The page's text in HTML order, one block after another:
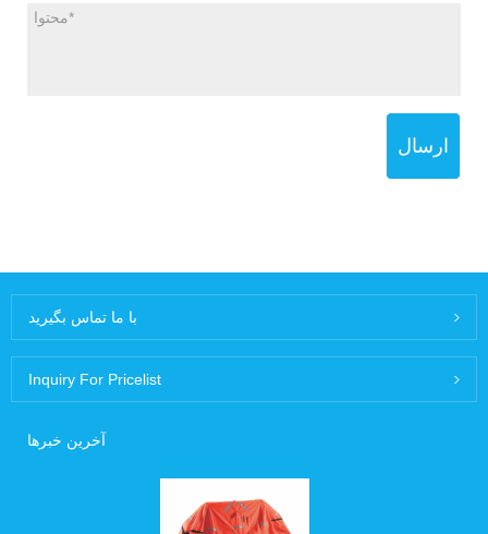
ارسال
با ما تماس بگیرید
Inquiry For Pricelist
آخرین خبرها